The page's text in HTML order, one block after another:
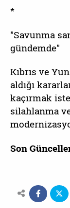
*
"Savunma
gündemde"
Kıbrıs ve
aldığı
kaçırmak
silahlanma
Son